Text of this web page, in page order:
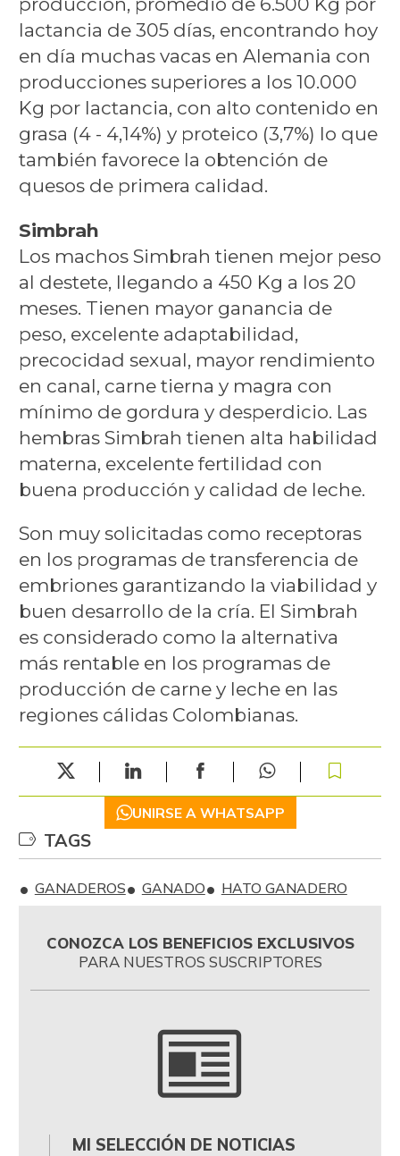
lactancia de 305 días, encontrando hoy
en día muchas vacas en Alemania con
producciones superiores a los 10.000
Kg por lactancia, con alto contenido en
grasa (4 - 4,14%) y proteico (3,7%) lo que
también favorece la obtención de
quesos de primera calidad.
Simbrah
Los machos Simbrah tienen mejor peso
al destete, llegando a 450 Kg a los 20
meses. Tienen mayor ganancia de
peso, excelente adaptabilidad,
precocidad sexual, mayor rendimiento
en canal, carne tierna y magra con
mínimo de gordura y desperdicio. Las
hembras Simbrah tienen alta habilidad
materna, excelente fertilidad con
buena producción y calidad de leche.
Son muy solicitadas como receptoras
en los programas de transferencia de
embriones garantizando la viabilidad y
buen desarrollo de la cría. El Simbrah
es considerado como la alternativa
más rentable en los programas de
producción de carne y leche en las
regiones cálidas Colombianas.
UNIRSE A WHATSAPP
TAGS
GANADEROS GANADO HATO GANADERO
CONOZCA LOS BENEFICIOS EXCLUSIVOS
PARA NUESTROS SUSCRIPTORES
MI SELECCIÓN DE NOTICIAS